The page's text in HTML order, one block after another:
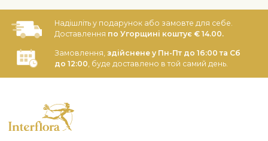
Надішліть у подарунок або замовте для себе.
Доставлення по Угорщині коштує € 14.00.
Замовлення, здійснене у Пн-Пт до 16:00 та Сб
до 12:00 , буде доставлено в той самий день.